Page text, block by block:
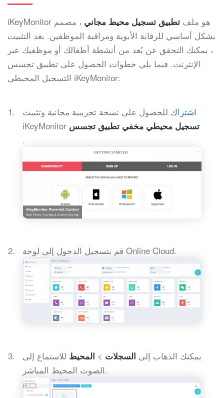
iKeyMonitor هو ملف تطبيق تسجيل محيط مجاني ، مصمم
بشكل أساسي للرقابة الأبوية ومراقبة الموظفين. بعد التثبيت
، يمكنك التحقق عن بُعد من أنشطة أطفالك أو موظفيك عبر
الإنترنت. فيما يلي خطوات الحصول على تطبيق تجسس
التسجيل المحيطي iKeyMonitor:
اشتراك للحصول على نسخة تجريبية مجانية وتثبيت
iKeyMonitor تسجيل محيطي مخفي تطبيق تجسس
.
قم بتسجيل الدخول إلى لوحة Online Cloud.
يمكنك الذهاب إلى السجلات > المحيط للاستماع إلى
الصوت المحيط المباشر.